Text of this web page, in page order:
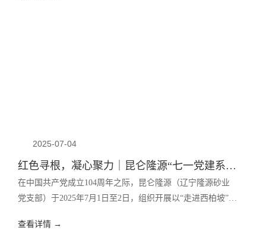
2025-07-04
红色寻根，凝心聚力｜昆仑隆源“七一党建系列活动：走进西柏坡与党史馆”成功开展！
在中国共产党成立104周年之际，昆仑隆源（辽宁隆源砂业
党支部）于2025年7月1日至2日，组织开展以“走进西柏坡”
动》，旨在引导公司全体党员重温党的光辉历程，坚定理想
查看详情 →